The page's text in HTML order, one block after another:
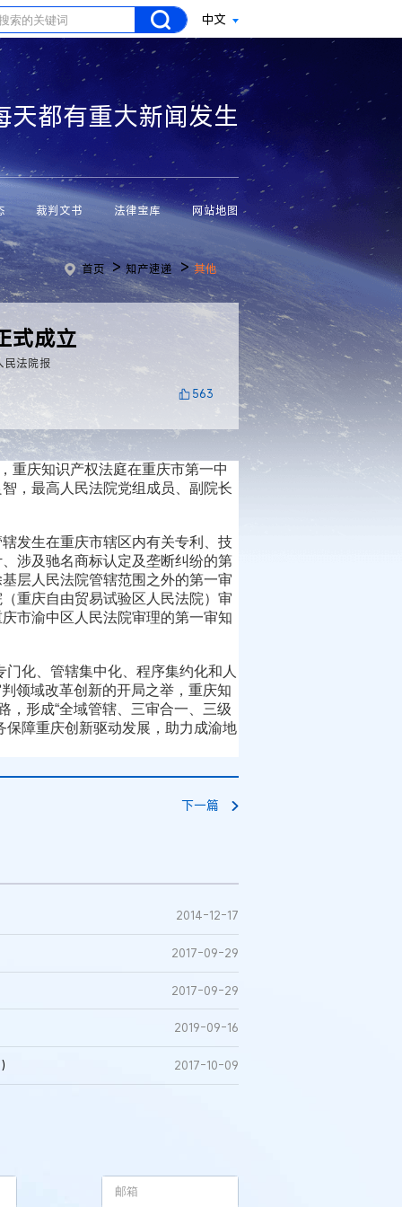
中文
天都有重大新闻发生
裁判文书 法律宝库 网站地图
首页 >知产速递 >其他
式成立
民法院报
563
庆知识产权法庭在重庆市第一中
，最高人民法院党组成员、副院长
生在重庆市辖区内有关专利、技
涉及驰名商标认定及垄断纠纷的第
层人民法院管辖范围之外的第一审
重庆自由贸易试验区人民法院）审
市渝中区人民法院审理的第一审知
化、管辖集中化、程序集约化和人
领域改革创新的开局之举，重庆知
，形成“全域管辖、三审合一、三级
保障重庆创新驱动发展，助力成渝地
下一篇
2014-12-17
2017-09-29
2017-09-29
2019-09-16
2017-10-09